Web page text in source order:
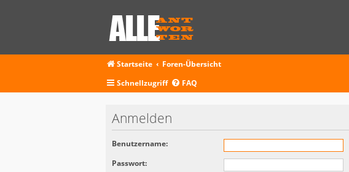
Startseite
Foren-Übersicht
Schnellzugriff
FAQ
Anmelden
Benutzername:
Passwort: